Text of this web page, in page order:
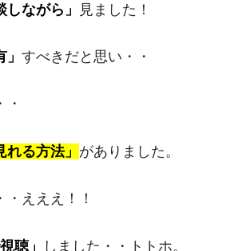
しながら」 見ました！
すべきだと思い・・
れる方法」 がありました。
えええ！！
聴」 しました・・トトホ。